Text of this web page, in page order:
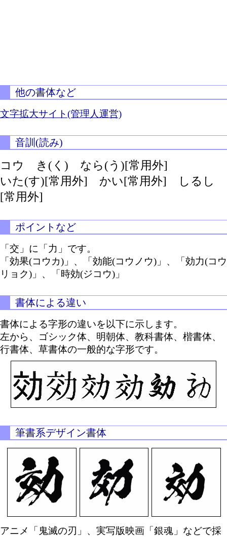
他の書体など
文字拡大サイト(管理人運営)
音訓(読み)
コウ き(く)
なら(う)[常用外]
いた(す)[常用外] かい[常用外] しるし
[常用外]
ポイントなど
「交」に「力」です。
「効果(コウカ)」、「効能(コウノウ)」、「効力(コウ
リョク)」、「時効(ジコウ)」
書体による違い
書体による字形の違いを以下に示します。
左から、ゴシック体、明朝体、教科書体、楷書体、
行書体、草書体の一般的な字形です。
筆書系デザイン書体
アニメ「鬼滅の刃」、実写版映画「銀魂」などで採